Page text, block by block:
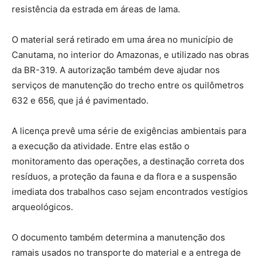
resistência da estrada em áreas de lama.
O material será retirado em uma área no município de
Canutama, no interior do Amazonas, e utilizado nas obras
da BR-319. A autorização também deve ajudar nos
serviços de manutenção do trecho entre os quilômetros
632 e 656, que já é pavimentado.
A licença prevê uma série de exigências ambientais para
a execução da atividade. Entre elas estão o
monitoramento das operações, a destinação correta dos
resíduos, a proteção da fauna e da flora e a suspensão
imediata dos trabalhos caso sejam encontrados vestígios
arqueológicos.
O documento também determina a manutenção dos
ramais usados no transporte do material e a entrega de